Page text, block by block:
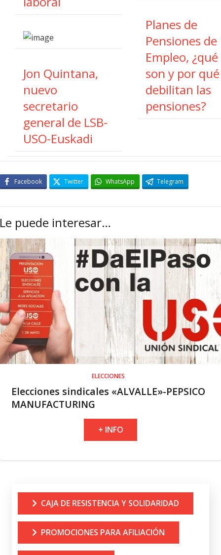
Jon Quintana,
nuevo
secretario
general de LSB-
USO-Euskadi
Planes de
Pensiones de
Empleo, ¿qué
son y por qué
debilitan las
pensiones?
Facebook Twitter WhatsApp Telegram
Le puede interesar…
ELECCIONES
Elecciones sindicales «ALVALLE»-PEPSICO
MANUFACTURING
+ INFO
CAJA DE RESISTENCIA Y SOLIDARIDAD
PROMOCIONES PARA AFILIACIÓN